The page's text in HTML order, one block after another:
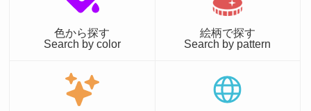
色から探す
Search by color
絵柄で探す
Search by pattern